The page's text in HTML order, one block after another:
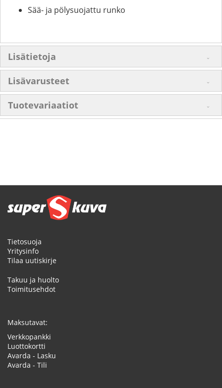
Sää- ja pölysuojattu runko
Lisätietoja
Lisävarusteet
Tuotevariaatiot
Tietosuoja
Yritysinfo
Tilaa uutiskirje
Takuu ja huolto
Toimitusehdot
Maksutavat:
Verkkopankki
Luottokortti
Avarda - Lasku
Avarda - Tili